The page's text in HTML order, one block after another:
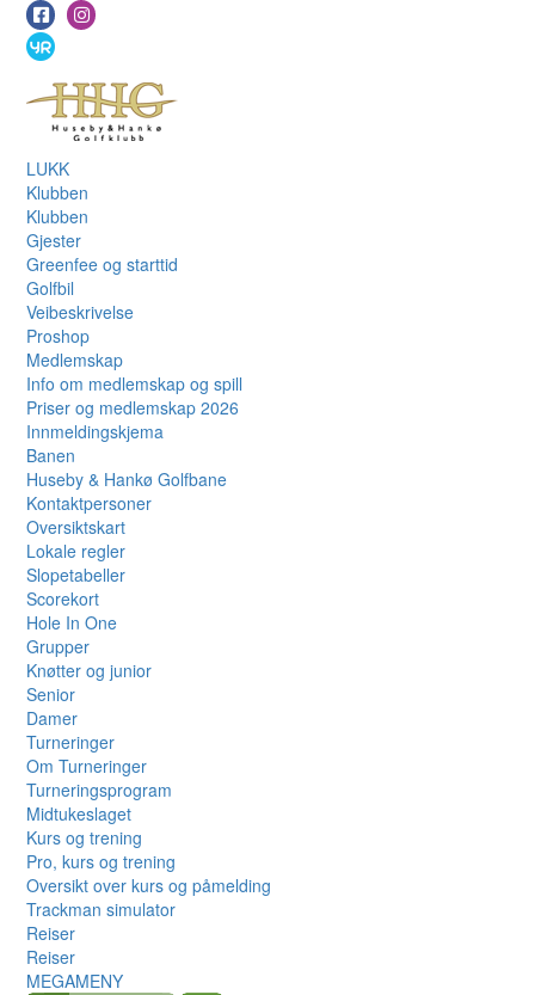
LUKK
Klubben
Klubben
Gjester
Greenfee og starttid
Golfbil
Veibeskrivelse
Proshop
Medlemskap
Info om medlemskap og spill
Priser og medlemskap 2026
Innmeldingskjema
Banen
Huseby & Hankø Golfbane
Kontaktpersoner
Oversiktskart
Lokale regler
Slopetabeller
Scorekort
Hole In One
Grupper
Knøtter og junior
Senior
Damer
Turneringer
Om Turneringer
Turneringsprogram
Midtukeslaget
Kurs og trening
Pro, kurs og trening
Oversikt over kurs og påmelding
Trackman simulator
Reiser
Reiser
MEGAMENY